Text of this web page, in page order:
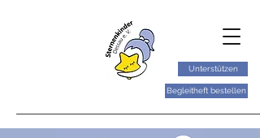
Unterstützen
Begleitheft bestellen